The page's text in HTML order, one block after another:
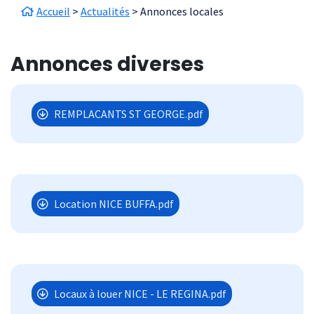
Fil d'Ariane
Accueil Actualités Annonces locales
Annonces diverses
REMPLACANTS ST GEORGE.pdf
Location NICE BUFFA.pdf
Locaux à louer NICE - LE REGINA.pdf